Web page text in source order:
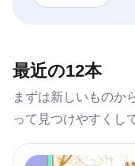
最近の12本
まずは新しいものか
って見つけやすくし